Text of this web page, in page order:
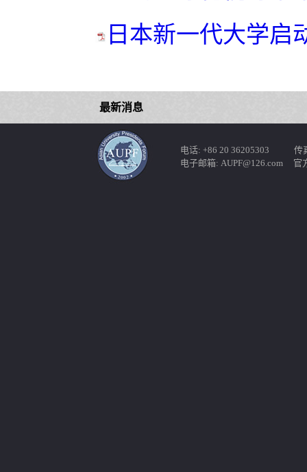
日本新一代大学启
最新消息
电话: +86 20 36205303 传真
电子邮箱: AUPF@126.com 官